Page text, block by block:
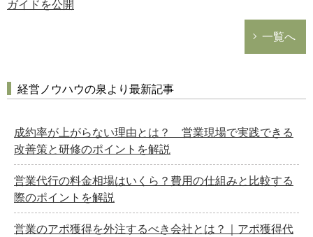
ガイドを公開
一覧へ
経営ノウハウの泉より最新記事
成約率が上がらない理由とは？ 営業現場で実践できる
改善策と研修のポイントを解説
営業代行の料金相場はいくら？費用の仕組みと比較する
際のポイントを解説
営業のアポ獲得を外注するべき会社とは？｜アポ獲得代